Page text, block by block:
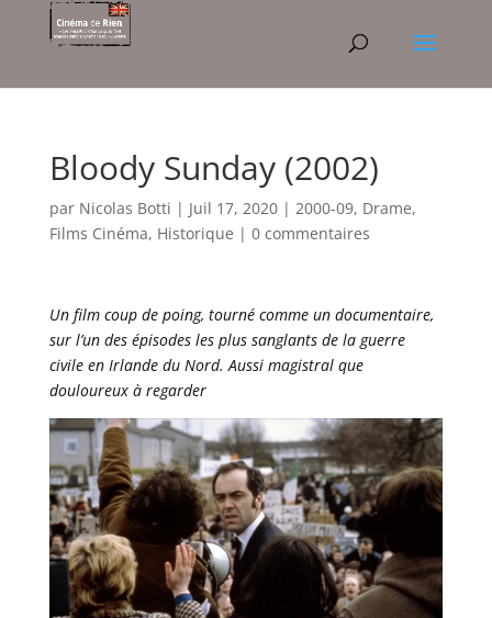
Bloody Sunday (2002)
par Nicolas Botti | Juil 17, 2020| 2000-09, Drame,
Films Cinéma, Historique | 0 commentaires
Un film coup de poing, tourné comme un documentaire,
sur l’un des épisodes les plus sanglants de la guerre
civile en Irlande du Nord. Aussi magistral que
douloureux à regarder